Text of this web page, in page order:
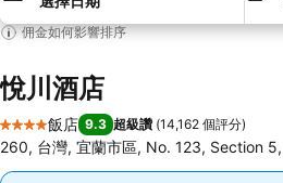
佣金如何影響排序
悅川酒店
4 星級
飯店 9.3 超級讚 (14,162 個評分)
260, 台灣, 宜蘭市區, No. 123, Section